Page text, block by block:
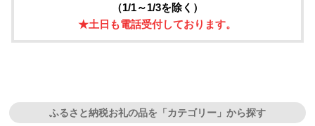
（1/1～1/3を除く）
★土日も電話受付しております。
ふるさと納税お礼の品を「カテゴリー」から探す